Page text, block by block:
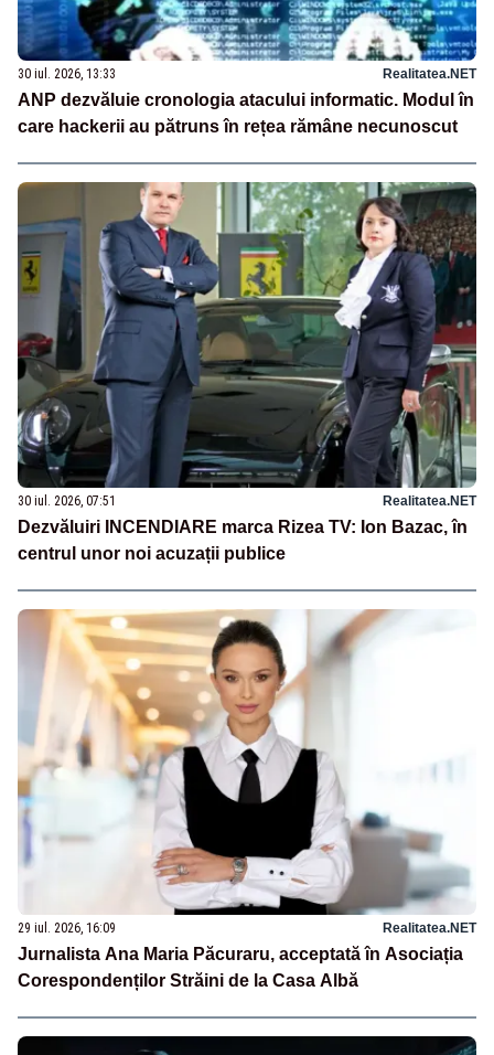
30 iul. 2026, 13:33 Realitatea.NET
ANP dezvăluie cronologia atacului informatic. Modul în
care hackerii au pătruns în rețea rămâne necunoscut
30 iul. 2026, 07:51 Realitatea.NET
Dezvăluiri INCENDIARE marca Rizea TV: Ion Bazac, în
centrul unor noi acuzații publice
29 iul. 2026, 16:09 Realitatea.NET
Jurnalista Ana Maria Păcuraru, acceptată în Asociația
Corespondenților Străini de la Casa Albă